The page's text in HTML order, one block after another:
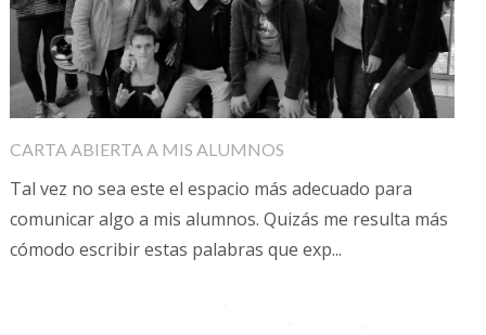
CARTA ABIERTA A MIS ALUMNOS
Tal vez no sea este el espacio más adecuado para
comunicar algo a mis alumnos. Quizás me resulta más
cómodo escribir estas palabras que exp...